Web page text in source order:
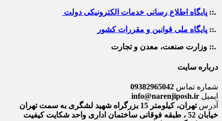
.:: پایگاه اطلاع رسانی خدمات الکترونیکی دولت
.:: پایگاه ملی قوانین و مقررات کشور
.:: وزارت صنعت، معدن و تجارت
درباره سایت
شماره تماس 09382965042
ایمیل info@narenjiposh.ir
آدرس
تهران، کیلومتر 15 بزرگراه شهید لشگری به سمت تهران
خیابان 52 ، طبقه فوقانی ساختمان اداری واحد شکایت کیفیت